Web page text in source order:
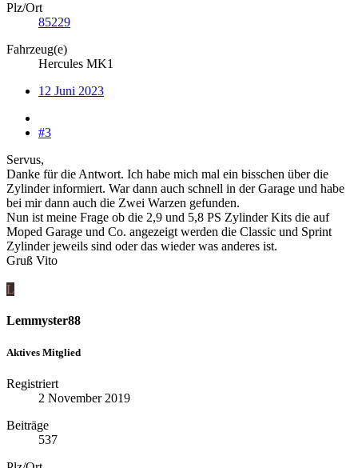
Plz/Ort
85229
Fahrzeug(e)
Hercules MK1
12 Juni 2023
#3
Servus,
Danke für die Antwort. Ich habe mich mal ein bisschen über die
Zylinder informiert. War dann auch schnell in der Garage und habe
bei mir dann auch die Zwei Warzen gefunden.
Nun ist meine Frage ob die 2,9 und 5,8 PS Zylinder Kits die auf
Moped Garage und Co. angezeigt werden die Classic und Sprint
Zylinder jeweils sind oder das wieder was anderes ist.
Gruß Vito
L
Lemmyster88
Aktives Mitglied
Registriert
2 November 2019
Beiträge
537